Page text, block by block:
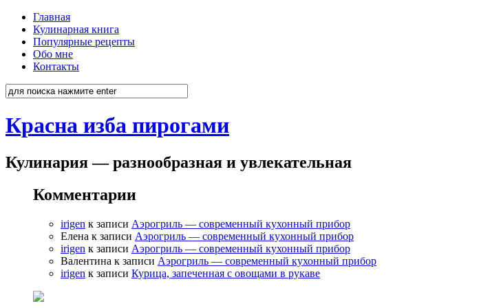
Главная
Кулинарная книга
Популярные рецепты
Обо мне
Контакты
Красна изба пирогами
Кулинария — разнообразная и увлекательная
Комментарии
irigen к записи Аэрогриль — современный кухонный прибор
Елена к записи Аэрогриль — современный кухонный прибор
irigen к записи Аэрогриль — современный кухонный прибор
Валентина к записи Аэрогриль — современный кухонный прибор
irigen к записи Курица, запеченная с овощами в рукаве